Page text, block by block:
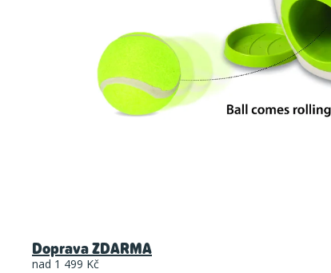
Doprava ZDARMA
nad 1 499 Kč